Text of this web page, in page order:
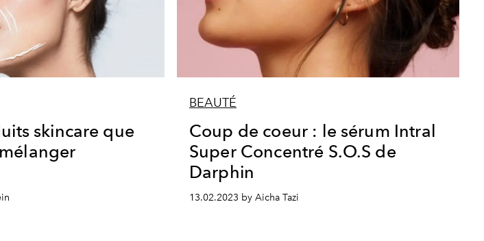
skincare que
BEAUTÉ
Coup de coeur : le sérum Intral
Super Concentré S.O.S de
Darphin
13.02.2023 by Aicha Tazi